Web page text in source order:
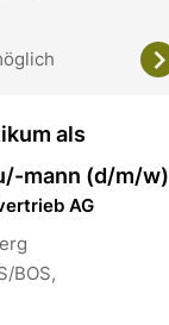
als
mann (d/m/w)
AG
BOS,